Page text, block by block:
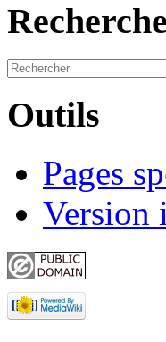
Outils
Pages
Version